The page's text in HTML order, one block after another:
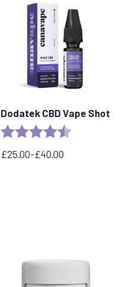
Dodatek CBD Vape Shot
Ocena: 4,8 na 5
£25.00-£40.00
Zakres